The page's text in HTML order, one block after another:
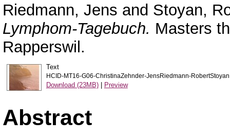
Riedmann, Jens and Stoyan,
Lymphom-Tagebuch. Masters
Rapperswil.
Text
HCID-MT16-G06-ChristinaZehnder-JensRiedmann-
Download (23MB)| Preview
Abstract